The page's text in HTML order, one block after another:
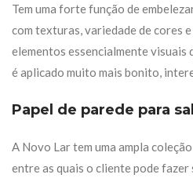
Tem uma forte função de
com texturas, variedade de cores
elementos essencialmente visuais
é aplicado muito mais bonito,
Papel de parede para
A Novo Lar tem uma ampla
entre as quais o cliente pode fazer